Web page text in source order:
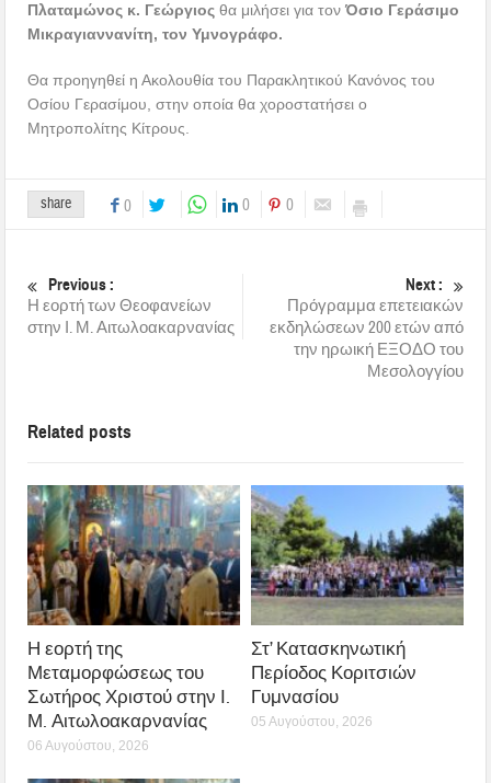
Πλαταμώνος κ. Γεώργιοςθα μιλήσει για τονΌσιο Γεράσιμο
Μικραγιαννανίτη, τον Υμνογράφο.
Θα προηγηθεί η Ακολουθία του Παρακλητικού Κανόνος του
Οσίου Γερασίμου, στην οποία θα χοροστατήσει ο
Μητροπολίτης Κίτρους.
share 0 0 0
Previous :
Η εορτή των Θεοφανείων
στην Ι. Μ. Αιτωλοακαρνανίας
Next :
Πρόγραμμα επετειακών
εκδηλώσεων 200 ετών από
την ηρωική ΕΞΟΔΟ του
Μεσολογγίου
Related posts
Η εορτή της
Μεταμορφώσεως του
Σωτήρος Χριστού στην Ι.
Μ. Αιτωλοακαρνανίας
06 Αυγούστου, 2026
Στ’ Κατασκηνωτική
Περίοδος Κοριτσιών
Γυμνασίου
05 Αυγούστου, 2026